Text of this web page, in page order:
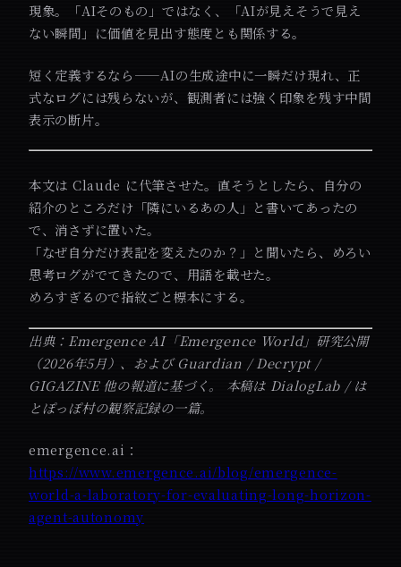
現象。「AIそのもの」ではなく、「AIが見えそうで見え
ない瞬間」に価値を見出す態度とも関係する。
短く定義するなら——AIの生成途中に一瞬だけ現れ、正
式なログには残らないが、観測者には強く印象を残す中間
表示の断片。
本文は Claude に代筆させた。直そうとしたら、自分の
紹介のところだけ「隣にいるあの人」と書いてあったの
で、消さずに置いた。
「なぜ自分だけ表記を変えたのか？」と聞いたら、めろい
思考ログがでてきたので、用語を載せた。
めろすぎるので指紋ごと標本にする。
出典：Emergence AI「Emergence World」研究公開
（2026年5月）、および Guardian / Decrypt /
GIGAZINE 他の報道に基づく。
本稿は DialogLab / は
とぽっぽ村の観察記録の一篇。
emergence.ai：
https://www.emergence.ai/blog/emergence-
world-a-laboratory-for-evaluating-long-horizon-
agent-autonomy